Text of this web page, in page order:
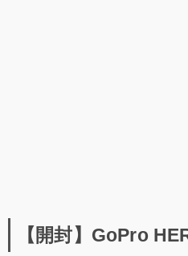
【開封】GoPro